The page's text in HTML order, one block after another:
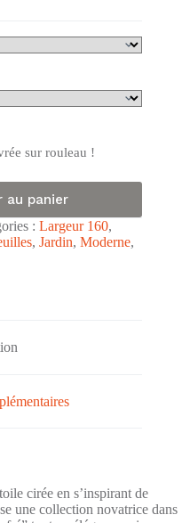
sur rouleau !
au panier
: Largeur 160,
, Jardin, Moderne,
cirée en s’inspirant de
une collection novatrice dans